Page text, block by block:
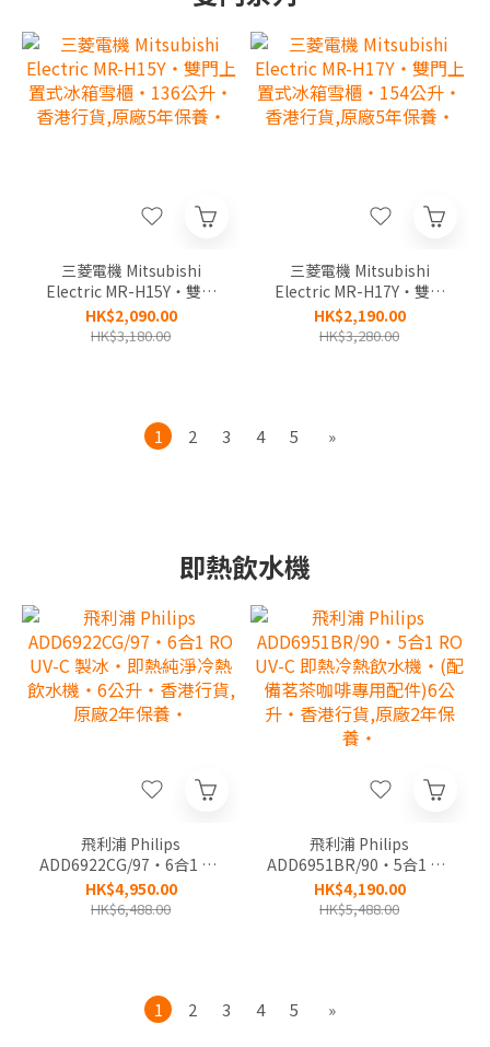
三菱電機 Mitsubishi
Electric MR-H15Y‧雙門
上置式冰箱雪櫃‧136公
升‧香港行貨,原廠5年保
HK$2,090.00
HK$3,180.00
三菱電機 Mitsubishi
Electric MR-H17Y‧雙門
上置式冰箱雪櫃‧154公
升‧香港行貨,原廠5年保
HK$2,190.00
HK$3,280.00
1 2 3 4 5 »
即熱飲水機
飛利浦 Philips
ADD6922CG/97‧6合1 RO
UV-C 製冰‧即熱純淨冷熱
飲水機‧6公升‧香港行貨,
HK$4,950.00
HK$6,488.00
飛利浦 Philips
ADD6951BR/90‧5合1 RO
UV-C 即熱冷熱飲水機‧(配
備茗茶咖啡專用配件)6公
HK$4,190.00
HK$5,488.00
1 2 3 4 5 »